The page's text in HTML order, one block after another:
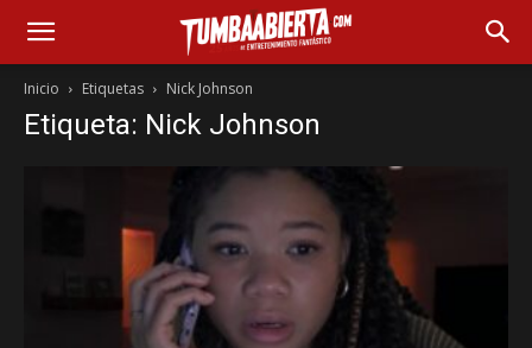
Inicio Etiquetas Nick Johnson
Etiqueta: Nick Johnson